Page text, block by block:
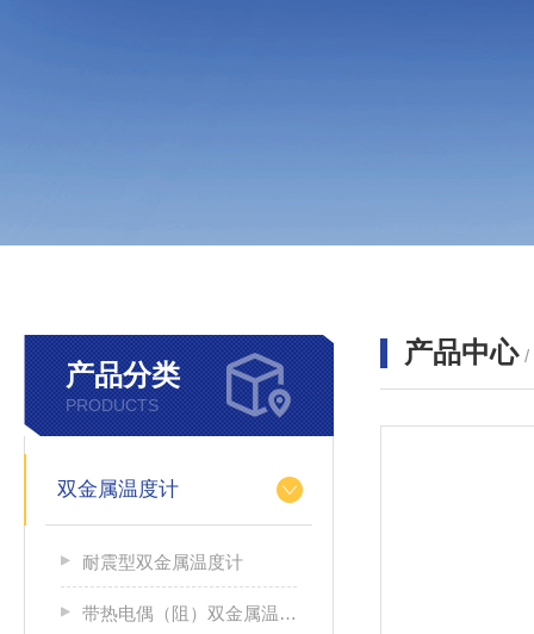
产品分类
PRODUCTS
双金属温度计
耐震型双金属温度计
带热电偶（阻）双金属温度计
产品中心 /